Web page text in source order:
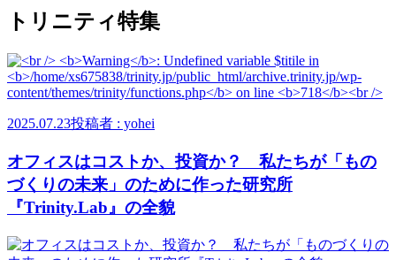
トリニティ特集
2025.07.23投稿者 : yohei
オフィスはコストか、投資か？ 私たちが「もの
づくりの未来」のために作った研究所
『Trinity.Lab』の全貌